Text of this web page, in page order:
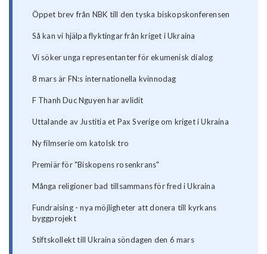
Öppet brev från NBK till den tyska biskopskonferensen
Så kan vi hjälpa flyktingar från kriget i Ukraina
Vi söker unga representanter för ekumenisk dialog
8 mars är FN:s internationella kvinnodag
F Thanh Duc Nguyen har avlidit
Uttalande av Justitia et Pax Sverige om kriget i Ukraina
Ny filmserie om katolsk tro
Premiär för "Biskopens rosenkrans"
Många religioner bad tillsammans för fred i Ukraina
Fundraising - nya möjligheter att donera till kyrkans
byggprojekt
Stiftskollekt till Ukraina söndagen den 6 mars